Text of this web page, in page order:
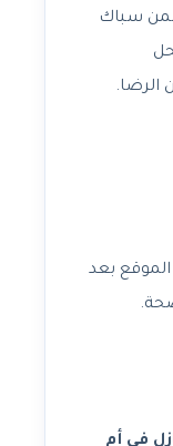
سباك
الرضا.
بعد
في أم